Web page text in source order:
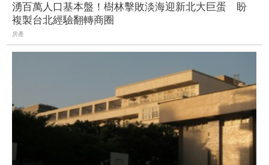
湧百萬人口基本盤！樹林擊敗淡海迎新北大巨蛋 盼
複製台北經驗翻轉商圈
房產